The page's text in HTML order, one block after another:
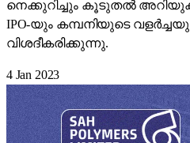
നെക്കുറിച്ചും കൂടുതൽ
IPO-യും കമ്പനിയുടെ
വിശദീകരിക്കുന്നു.
4 Jan 2023